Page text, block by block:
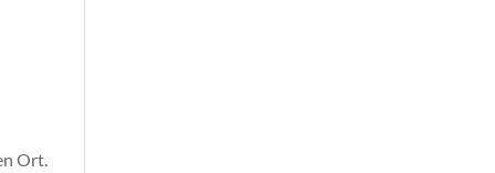
Ort.